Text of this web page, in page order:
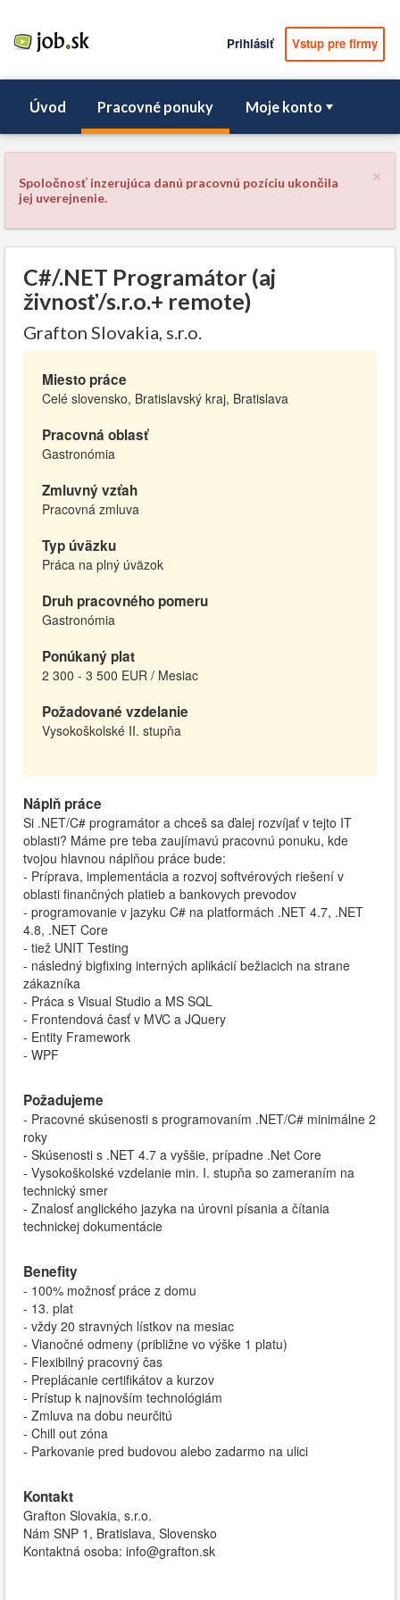
Prihlásiť Vstup pre firmy
Úvod Pracovné ponuky Moje konto
×
Spoločnosť inzerujúca danú pracovnú pozíciu ukončila
jej uverejnenie.
C#/.NET Programátor (aj
živnosť/s.r.o.+ remote)
Grafton Slovakia, s.r.o.
Miesto práce
Celé slovensko, Bratislavský kraj, Bratislava
Pracovná oblasť
Gastronómia
Zmluvný vzťah
Pracovná zmluva
Typ úväzku
Práca na plný úväzok
Druh pracovného pomeru
Gastronómia
Ponúkaný plat
2 300 - 3 500 EUR / Mesiac
Požadované vzdelanie
Vysokoškolské II. stupňa
Náplň práce
Si .NET/C# programátor a chceš sa ďalej rozvíjať v tejto IT
oblasti? Máme pre teba zaujímavú pracovnú ponuku, kde
tvojou hlavnou náplňou práce bude:
- Príprava, implementácia a rozvoj softvérových riešení v
oblasti finančných platieb a bankovych prevodov
- programovanie v jazyku C# na platformách .NET 4.7, .NET
4.8, .NET Core
- tiež UNIT Testing
- následný bigfixing interných aplikácií bežiacich na strane
zákazníka
- Práca s Visual Studio a MS SQL
- Frontendová časť v MVC a JQuery
- Entity Framework
- WPF
Požadujeme
- Pracovné skúsenosti s programovaním .NET/C# minimálne 2
roky
- Skúsenosti s .NET 4.7 a vyššie, prípadne .Net Core
- Vysokoškolské vzdelanie min. I. stupňa so zameraním na
technický smer
- Znalosť anglického jazyka na úrovni písania a čítania
technickej dokumentácie
Benefity
- 100% možnosť práce z domu
- 13. plat
- vždy 20 stravných lístkov na mesiac
- Vianočné odmeny (približne vo výške 1 platu)
- Flexibilný pracovný čas
- Preplácanie certifikátov a kurzov
- Prístup k najnovším technológiám
- Zmluva na dobu neurčitú
- Chill out zóna
- Parkovanie pred budovou alebo zadarmo na ulici
Kontakt
Grafton Slovakia, s.r.o.
Nám SNP 1, Bratislava, Slovensko
Kontaktná osoba: info@grafton.sk